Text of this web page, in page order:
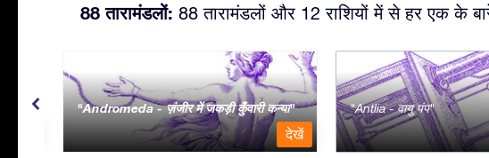
88 तारामंडलों: 88 तारामंडलों और 12 राशियों में से हर एक के
Andromeda - ज़ंजीर में जकड़ी कुँवारी कन्या
देखें
Antlia - वायु पंप